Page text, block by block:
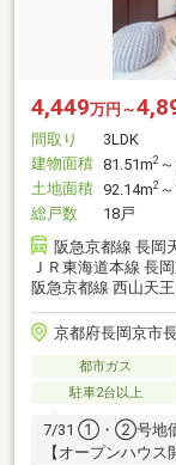
4,449万円～
間取り
3LDK
建物面積 81.51m2
土地面積 92.14m2
総戸数
18戸
阪急京都線 長岡
ＪＲ東海道本線 長
阪急京都線 西山天
京都府長岡京市
都市ガス
駐車2台以上
7/31 ①・②号地価
【オープンハウス